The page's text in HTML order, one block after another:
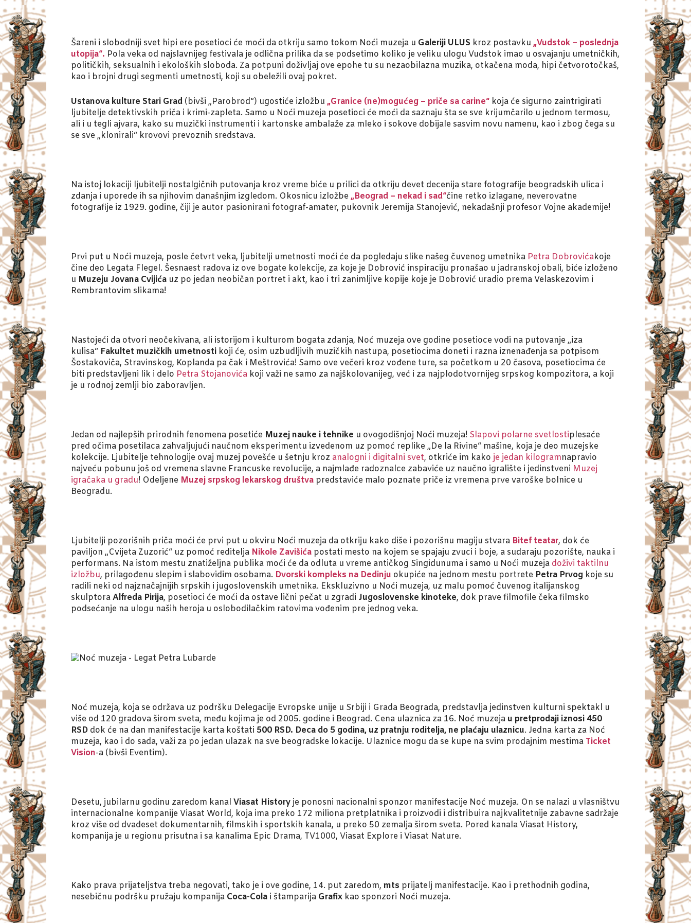
Šareni i slobodniji svet hipi ere posetioci će moći da otkriju samo tokom Noći muzeja u Galeriji ULUS kroz postavku „Vudstok – poslednja
utopija“. Pola veka od najslavnijeg festivala je odlična prilika da se podsetimo koliko je veliku ulogu Vudstok imao u osvajanju umetničkih,
političkih, seksualnih i ekoloških sloboda. Za potpuni doživljaj ove epohe tu su nezaobilazna muzika, otkačena moda, hipi četvorotočkaš,
kao i brojni drugi segmenti umetnosti, koji su obeležili ovaj pokret.
Ustanova kulture Stari Grad (bivši „Parobrod“) ugostiće izložbu „Granice (ne)mogućeg – priče sa carine“ koja će sigurno zaintrigirati
ljubitelje detektivskih priča i krimi-zapleta. Samo u Noći muzeja posetioci će moći da saznaju šta se sve krijumčarilo u jednom termosu,
ali i u tegli ajvara, kako su muzički instrumenti i kartonske ambalaže za mleko i sokove dobijale sasvim novu namenu, kao i zbog čega su
se sve „klonirali“ krovovi prevoznih sredstava.
Na istoj lokaciji ljubitelji nostalgičnih putovanja kroz vreme biće u prilici da otkriju devet decenija stare fotografije beogradskih ulica i
zdanja i uporede ih sa njihovim današnjim izgledom. Okosnicu izložbe „Beograd – nekad i sad“čine retko izlagane, neverovatne
fotografije iz 1929. godine, čiji je autor pasionirani fotograf-amater, pukovnik Jeremija Stanojević, nekadašnji profesor Vojne akademije!
Prvi put u Noći muzeja, posle četvrt veka, ljubitelji umetnosti moći će da pogledaju slike našeg čuvenog umetnika Petra Dobrovićakoje
čine deo Legata Flegel. Šesnaest radova iz ove bogate kolekcije, za koje je Dobrović inspiraciju pronašao u jadranskoj obali, biće izloženo
u Muzeju Jovana Cvijića uz po jedan neobičan portret i akt, kao i tri zanimljive kopije koje je Dobrović uradio prema Velaskezovim i
Rembrantovim slikama!
Nastojeći da otvori neočekivana, ali istorijom i kulturom bogata zdanja, Noć muzeja ove godine posetioce vodi na putovanje „iza
kulisa“ Fakultet muzičkih umetnosti koji će, osim uzbudljivih muzičkih nastupa, posetiocima doneti i razna iznenađenja sa potpisom
Šostakoviča, Stravinskog, Koplanda pa čak i Meštrovića! Samo ove večeri kroz vođene ture, sa početkom u 20 časova, posetiocima će
biti predstavljeni lik i delo Petra Stojanovića koji važi ne samo za najškolovanijeg, već i za najplodotvornijeg srpskog kompozitora, a koji
je u rodnoj zemlji bio zaboravljen.
Jedan od najlepših prirodnih fenomena posetiće Muzej nauke i tehnike u ovogodišnjoj Noći muzeja! Slapovi polarne svetlostiplesaće
pred očima posetilaca zahvaljujući naučnom eksperimentu izvedenom uz pomoć replike „De la Rivine“ mašine, koja je deo muzejske
kolekcije. Ljubitelje tehnologije ovaj muzej povešće u šetnju kroz analogni i digitalni svet, otkriće im kako je jedan kilogramnapravio
najveću pobunu još od vremena slavne Francuske revolucije, a najmlađe radoznalce zabaviće uz naučno igralište i jedinstveni Muzej
igračaka u gradu! Odeljene Muzej srpskog lekarskog društva predstaviće malo poznate priče iz vremena prve varoške bolnice u
Beogradu.
Ljubitelji pozorišnih priča moći će prvi put u okviru Noći muzeja da otkriju kako diše i pozorišnu magiju stvara Bitef teatar, dok će
paviljon „Cvijeta Zuzorić“ uz pomoć reditelja Nikole Zavišića postati mesto na kojem se spajaju zvuci i boje, a sudaraju pozorište, nauka i
performans. Na istom mestu znatiželjna publika moći će da odluta u vreme antičkog Singidunuma i samo u Noći muzeja doživi taktilnu
izložbu, prilagođenu slepim i slabovidim osobama. Dvorski kompleks na Dedinju okupiće na jednom mestu portrete Petra Prvog koje su
radili neki od najznačajnijih srpskih i jugoslovenskih umetnika. Ekskluzivno u Noći muzeja, uz malu pomoć čuvenog italijanskog
skulptoraAlfreda Pirija, posetioci će moći da ostave lični pečat u zgradi Jugoslovenske kinoteke, dok prave filmofile čeka filmsko
podsećanje na ulogu naših heroja u oslobodilačkim ratovima vođenim pre jednog veka.
Noć muzeja, koja se održava uz podršku Delegacije Evropske unije u Srbiji i Grada Beograda, predstavlja jedinstven kulturni spektakl u
više od 120 gradova širom sveta, među kojima je od 2005. godine i Beograd. Cena ulaznica za 16. Noć muzeja u pretprodaji iznosi 450
RSD dok će na dan manifestacije karta koštati 500 RSD. Deca do 5 godina, uz pratnju roditelja, ne plaćaju ulaznicu. Jedna karta za Noć
muzeja, kao i do sada, važi za po jedan ulazak na sve beogradske lokacije. Ulaznice mogu da se kupe na svim prodajnim mestima Ticket
Vision-a (bivši Eventim).
Desetu, jubilarnu godinu zaredom kanal Viasat History je ponosni nacionalni sponzor manifestacije Noć muzeja. On se nalazi u vlasništvu
internacionalne kompanije Viasat World, koja ima preko 172 miliona pretplatnika i proizvodi i distribuira najkvalitetnije zabavne sadržaje
kroz više od dvadeset dokumentarnih, filmskih i sportskih kanala, u preko 50 zemalja širom sveta. Pored kanala Viasat History,
kompanija je u regionu prisutna i sa kanalima Epic Drama, TV1000, Viasat Explore i Viasat Nature.
Kako prava prijateljstva treba negovati, tako je i ove godine, 14. put zaredom, mts prijatelj manifestacije. Kao i prethodnih godina,
nesebičnu podršku pružaju kompanija Coca-Cola i štamparija Grafix kao sponzori Noći muzeja.